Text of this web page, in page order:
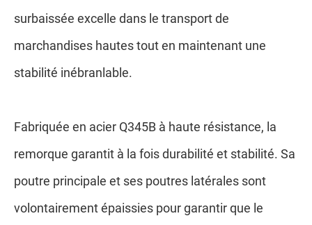
surbaissée excelle dans le transport de
marchandises hautes tout en maintenant une
stabilité inébranlable.
Fabriquée en acier Q345B à haute résistance, la
remorque garantit à la fois durabilité et stabilité. Sa
poutre principale et ses poutres latérales sont
volontairement épaissies pour garantir que le